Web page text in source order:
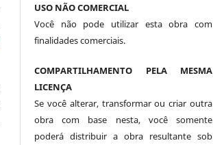
USO NÃO COMERCIAL
Você não pode utilizar esta obra com
finalidades comerciais.
COMPARTILHAMENTO PELA MESMA
LICENÇA
Se você alterar, transformar ou criar outra
obra com base nesta, você somente
poderá distribuir a obra resultante sob